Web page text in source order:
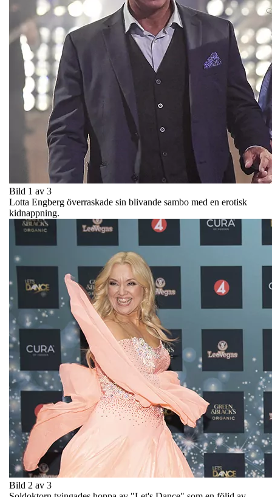
Bild 1 av 3
Lotta Engberg överraskade sin blivande sambo med en erotisk
kidnappning.
Bild 2 av 3